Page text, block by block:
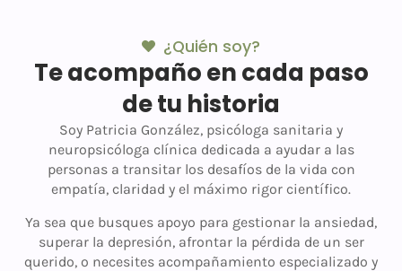
¿Quién soy?
Te acompaño en cada paso
de tu historia
Soy Patricia González, psicóloga sanitaria y
neuropsicóloga clínica dedicada a ayudar a las
personas a transitar los desafíos de la vida con
empatía, claridad y el máximo rigor científico.
Ya sea que busques apoyo para gestionar la ansiedad,
superar la depresión, afrontar la pérdida de un ser
querido, o necesites acompañamiento especializado y